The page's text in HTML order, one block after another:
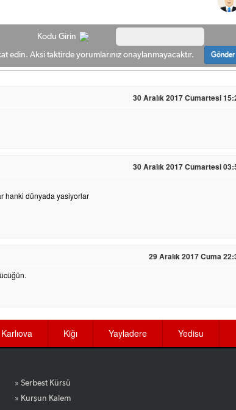
Kodu Girin
edin. Aksi taktirde yorumlarınız onaylanmayacaktır. Gönder
30 Aralık 2017 Cumartesi
30 Aralık 2017 Cumartesi
hanki dünyada yasiyorlar
29 Aralık 2017 Cuma
Karlıova Kiğı Yayladere Yedisu
» Serbest Kürsü
» Kurşun Kalem